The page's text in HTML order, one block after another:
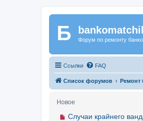
Регистрация
Б Форум по ремонту
Ссылки FAQ
Список форумов Ремонт
Новое
Случаи крайнего